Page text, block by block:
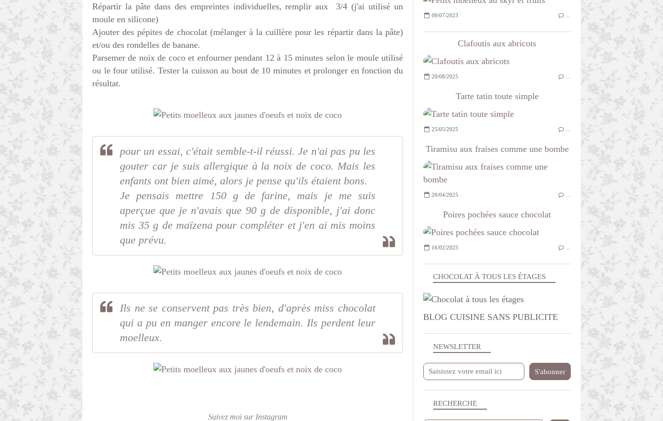
Répartir la pâte dans des empreintes individuelles, remplir aux 3/4 (j'ai utilisé un
moule en silicone)
Ajouter des pépites de chocolat (mélanger à la cuillère pour les répartir dans la pâte)
et/ou des rondelles de banane.
Parsemer de noix de coco et enfourner pendant 12 à 15 minutes selon le moule utilisé
ou le four utilisé. Tester la cuisson au bout de 10 minutes et prolonger en fonction du
résultat.
pour un essai, c'était semble-t-il réussi. Je n'ai pas pu les
gouter car je suis allergique à la noix de coco. Mais les
enfants ont bien aimé, alors je pense qu'ils étaient bons.
Je pensais mettre 150 g de farine, mais je me suis
aperçue que je n'avais que 90 g de disponible, j'ai donc
mis 35 g de maïzena pour compléter et j'en ai mis moins
que prévu.
Ils ne se conservent pas très bien, d'après miss chocolat
qui a pu en manger encore le lendemain. Ils perdent leur
moelleux.
Suivez moi sur Instagram
NEWSLETTER
RECHERCHE
CHOCOLAT À TOUS LES ÉTAGES
BLOG CUISINE SANS PUBLICITE
09/07/2023
Clafoutis aux abricots
20/08/2025
Tarte tatin toute simple
25/05/2025
Tiramisu aux fraises comme une bombe
20/04/2025
Poires pochées sauce chocolat
16/02/2025